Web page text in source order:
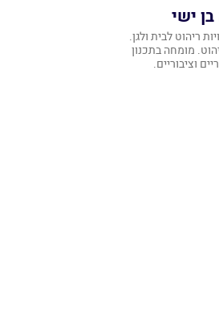
ישי
ריהוט לבית ולגן.
מומחה בתכנון
וציבוריים.